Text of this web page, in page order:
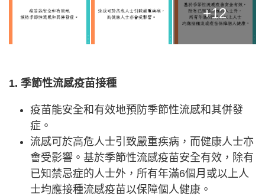
+12
1. 季節性流感疫苗接種
疫苗能安全和有效地預防季節性流感和其併發
症。
流感可於高危人士引致嚴重疾病，而健康人士亦
會受影響。基於季節性流感疫苗安全有效，除有
已知禁忌症的人士外，所有年滿6個月或以上人
士均應接種流感疫苗以保障個人健康。